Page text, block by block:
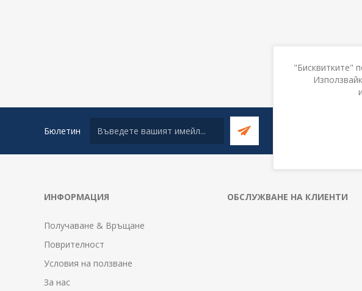
Бюлетин
ИНФОРМАЦИЯ
Получаване & Връщане
Поврителност
Условия на ползване
За нас
ОБСЛУЖВАНЕ НА КЛИЕНТИ
"Бисквитките"